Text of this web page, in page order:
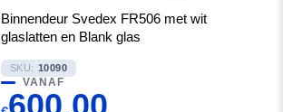
Binnendeur Svedex FR506 met wit
glaslatten en Blank glas
SKU: 10090
VANAF